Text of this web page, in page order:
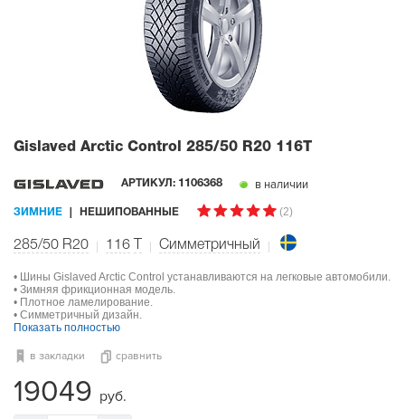
Gislaved Arctic Control 285/50 R20 116T
АРТИКУЛ: 1106368 в наличии
ЗИМНИЕ НЕШИПОВАННЫЕ (2)
285/50 R20 116 Симметричный
• Шины Gislaved Arctic Control устанавливаются на легковые автомобили.
• Зимняя фрикционная модель.
• Плотное ламелирование.
• Симметричный дизайн.
Показать полностью
в закладки сравнить
19049 руб.